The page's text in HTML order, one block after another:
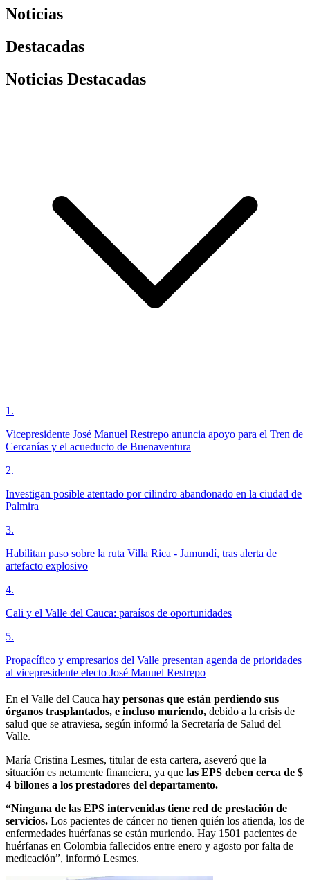
Noticias
Destacadas
Noticias Destacadas
1 .
Vicepresidente José Manuel Restrepo anuncia apoyo para el Tren de
Cercanías y el acueducto de Buenaventura
2.
Investigan posible atentado por cilindro abandonado en la ciudad de
Palmira
3.
Habilitan paso sobre la ruta Villa Rica - Jamundí, tras alerta de
artefacto explosivo
4.
Cali y el Valle del Cauca: paraísos de oportunidades
5.
Propacífico y empresarios del Valle presentan agenda de prioridades
al vicepresidente electo José Manuel Restrepo
En el Valle del Cauca hay personas que están perdiendo sus
órganos trasplantados, e incluso muriendo, debido a la crisis de
salud que se atraviesa, según informó la Secretaría de Salud del
Valle.
María Cristina Lesmes, titular de esta cartera, aseveró que la
situación es netamente financiera, ya que las EPS deben cerca de $
4 billones a los prestadores del departamento.
“Ninguna de las EPS intervenidas tiene red de prestación de
servicios. Los pacientes de cáncer no tienen quién los atienda, los de
enfermedades huérfanas se están muriendo. Hay 1501 pacientes de
huérfanas en Colombia fallecidos entre enero y agosto por falta de
medicación”, informó Lesmes.